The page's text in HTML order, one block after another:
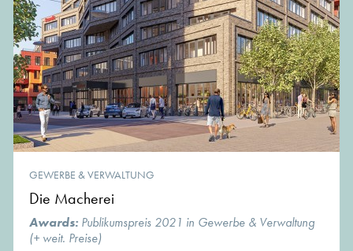
GEWERBE & VERWALTUNG
Die Macherei
Awards: Publikumspreis 2021 in Gewerbe & Verwaltung
(+ weit. Preise)